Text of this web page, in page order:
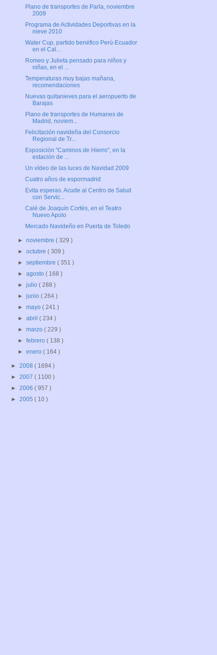
Plano de transportes de Parla, noviembre
2009
Programa de Actividades Deportivas en la
nieve 2010
Water Cup, partido benéfico Perú-Ecuador
en el Cal...
Romeo y Julieta pensado para niños y
niñas, en el ...
Temperaturas muy bajas mañana,
recomendaciones
Nuevas quitanieves para el aeropuerto de
Barajas
Plano de transportes de Humanes de
Madrid, noviem...
Felicitación navideña del Consorcio
Regional de Tr...
Exposición "Caminos de Hierro", en la
estación de ...
Un vídeo de las luces de Navidad 2009
Cuatro años de espormadrid
Evita esperas. Acude al Centro de Salud
con Servic...
Calé de Joaquín Cortés, en el Teatro
Nuevo Apolo
Mercado Navideño en Puerta de Toledo
►noviembre( 329 )
►octubre( 309 )
►septiembre( 351 )
►agosto( 168 )
►julio( 288 )
►junio( 264 )
►mayo( 241 )
►abril( 234 )
►marzo( 229 )
►febrero( 138 )
►enero( 164 )
► 2008 ( 1694 )
► 2007 ( 1100 )
► 2006 ( 957 )
► 2005 ( 10 )